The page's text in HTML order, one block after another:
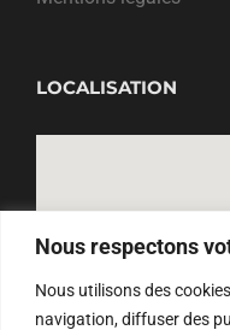
Nous respectons
Nous utilisons des
navigation, diffuser des
LOCALISATION